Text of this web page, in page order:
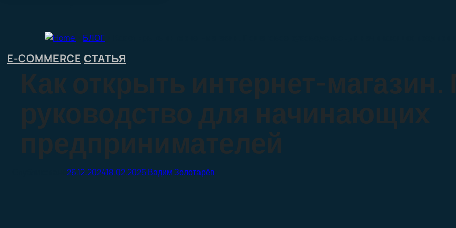
БЛОГ
E-COMMERCE СТАТЬЯ
Как открыть интернет-
руководство для начинающих
предпринимателей
26.12.202418.02.2025Вадим Золотарёв